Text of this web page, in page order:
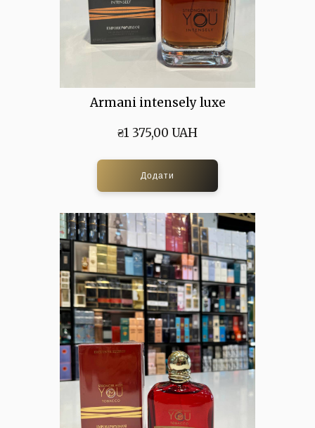
Armani intensely luxe
₴1 375,00 UAH
Додати